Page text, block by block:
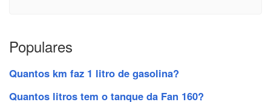
Populares
Quantos km faz 1 litro de gasolina?
Quantos litros tem o tanque da Fan 160?